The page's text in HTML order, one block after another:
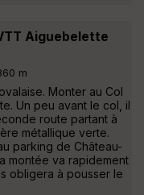
Aiguebelette
m
Monter au Col
Un peu avant le col, il
route partant à
métallique verte.
parking de Château-
montée va rapidement
obligera à pousser le